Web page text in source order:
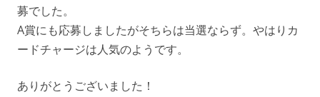
募でした。
A賞にも応募しましたがそちらは当選ならず。やはりカ
ードチャージは人気のようです。
ありがとうございました！